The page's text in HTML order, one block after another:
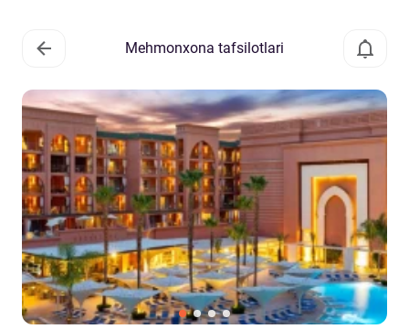
Mehmonxona tafsilotlari